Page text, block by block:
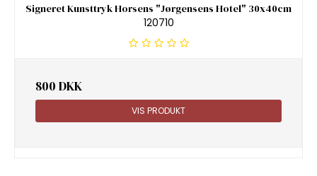
Signeret Kunsttryk Horsens "Jørgensens Hotel" 30x40cm
120710
800 DKK
VIS PRODUKT